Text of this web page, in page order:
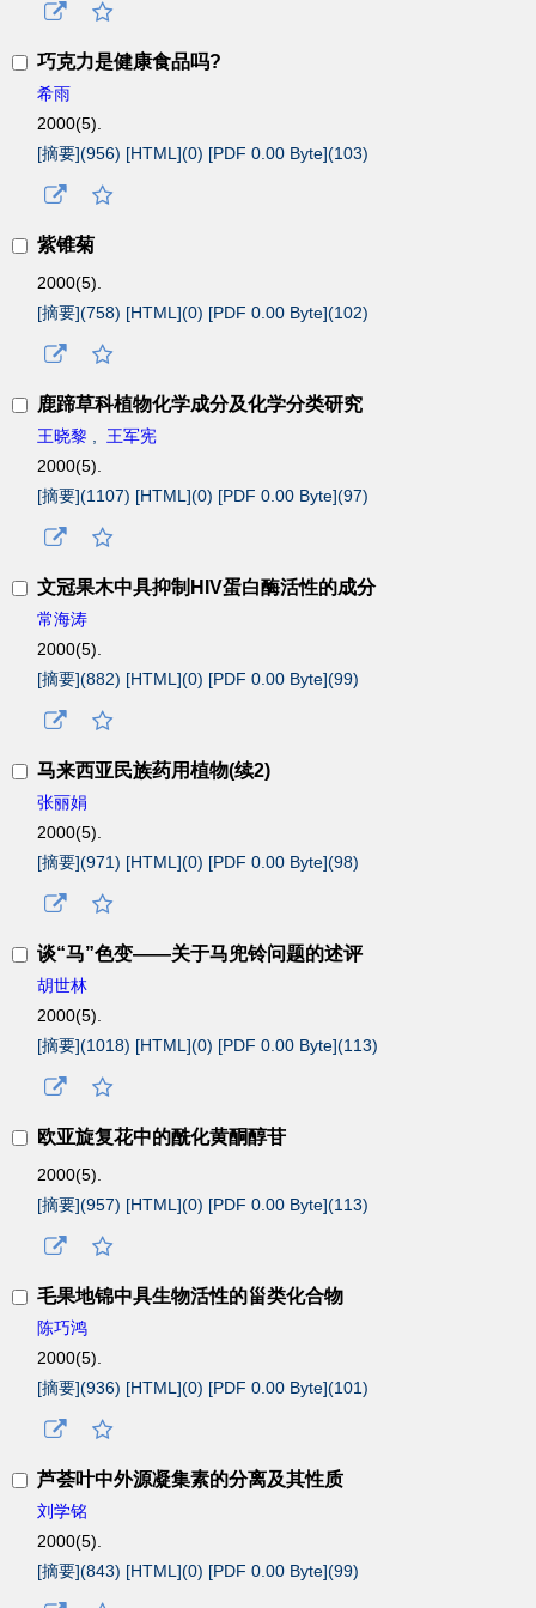
巧克力是健康食品吗?
希雨
2000(5).
[摘要](956) [HTML](0) [PDF 0.00 Byte](103)
紫锥菊
2000(5).
[摘要](758) [HTML](0) [PDF 0.00 Byte](102)
鹿蹄草科植物化学成分及化学分类研究
王晓黎 , 王军宪
2000(5).
[摘要](1107) [HTML](0) [PDF 0.00 Byte](97)
文冠果木中具抑制HIV蛋白酶活性的成分
常海涛
2000(5).
[摘要](882) [HTML](0) [PDF 0.00 Byte](99)
马来西亚民族药用植物(续2)
张丽娟
2000(5).
[摘要](971) [HTML](0) [PDF 0.00 Byte](98)
谈“马”色变——关于马兜铃问题的述评
胡世林
2000(5).
[摘要](1018) [HTML](0) [PDF 0.00 Byte](113)
欧亚旋复花中的酰化黄酮醇苷
2000(5).
[摘要](957) [HTML](0) [PDF 0.00 Byte](113)
毛果地锦中具生物活性的甾类化合物
陈巧鸿
2000(5).
[摘要](936) [HTML](0) [PDF 0.00 Byte](101)
芦荟叶中外源凝集素的分离及其性质
刘学铭
2000(5).
[摘要](843) [HTML](0) [PDF 0.00 Byte](99)